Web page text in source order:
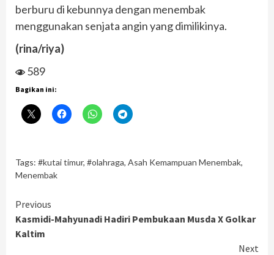
berburu di kebunnya dengan menembak
menggunakan senjata angin yang dimilikinya.
(rina/riya)
589
Bagikan ini:
Tags: #kutai timur, #olahraga, Asah Kemampuan Menembak,
Menembak
Continue
Reading
Previous
Kasmidi-Mahyunadi Hadiri Pembukaan Musda X Golkar
Kaltim
Next